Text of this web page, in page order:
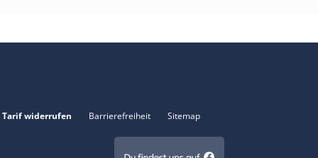
Tarif widerrufen Barrierefreiheit Sitemap